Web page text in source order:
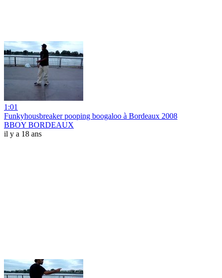
1:01
Funkyhousbreaker pooping boogaloo à Bordeaux 2008
BBOY BORDEAUX
il y a 18 ans